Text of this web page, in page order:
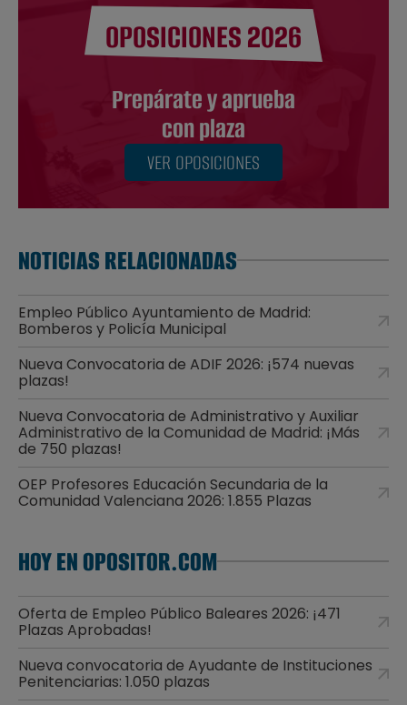
OPOSICIONES 2026
Prepárate y aprueba
con plaza
VER OPOSICIONES
NOTICIAS RELACIONADAS
Empleo Público Ayuntamiento de Madrid:
Bomberos y Policía Municipal
Nueva Convocatoria de ADIF 2026: ¡574 nuevas
plazas!
Nueva Convocatoria de Administrativo y Auxiliar
Administrativo de la Comunidad de Madrid: ¡Más
de 750 plazas!
OEP Profesores Educación Secundaria de la
Comunidad Valenciana 2026: 1.855 Plazas
HOY EN OPOSITOR.COM
Oferta de Empleo Público Baleares 2026: ¡471
Plazas Aprobadas!
Nueva convocatoria de Ayudante de Instituciones
Penitenciarias: 1.050 plazas